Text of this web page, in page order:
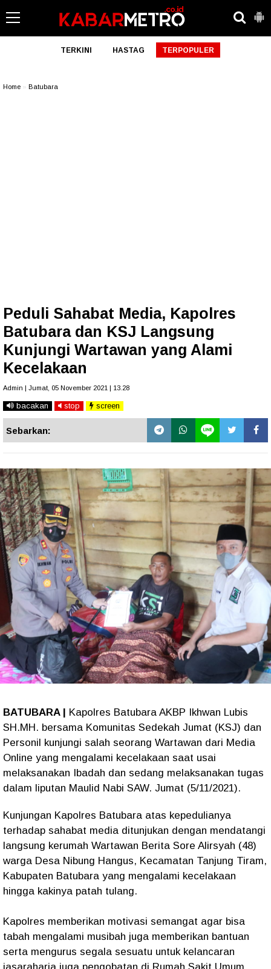
TERKINI HASTAG TERPOPULER
Home Batubara
Peduli Sahabat Media, Kapolres
Batubara dan KSJ Langsung
Kunjungi Wartawan yang Alami
Kecelakaan
Admin | Jumat, 05 November 2021 | 13.28
bacakan stop screen
Sebarkan:
BATUBARA | Kapolres Batubara AKBP Ikhwan Lubis
SH.MH. bersama Komunitas Sedekah Jumat (KSJ) dan
Personil kunjungi salah seorang Wartawan dari Media
Online yang mengalami kecelakaan saat usai
melaksanakan Ibadah dan sedang melaksanakan tugas
dalam liputan Maulid Nabi SAW. Jumat (5/11/2021).
Kunjungan Kapolres Batubara atas kepedulianya
terhadap sahabat media ditunjukan dengan mendatangi
langsung kerumah Wartawan Berita Sore Alirsyah (48)
warga Desa Nibung Hangus, Kecamatan Tanjung Tiram,
Kabupaten Batubara yang mengalami kecelakaan
hingga kakinya patah tulang.
Kapolres memberikan motivasi semangat agar bisa
tabah mengalami musibah juga memberikan bantuan
serta mengurus segala sesuatu untuk kelancaran
jasaraharja juga pengobatan di Rumah Sakit Umum